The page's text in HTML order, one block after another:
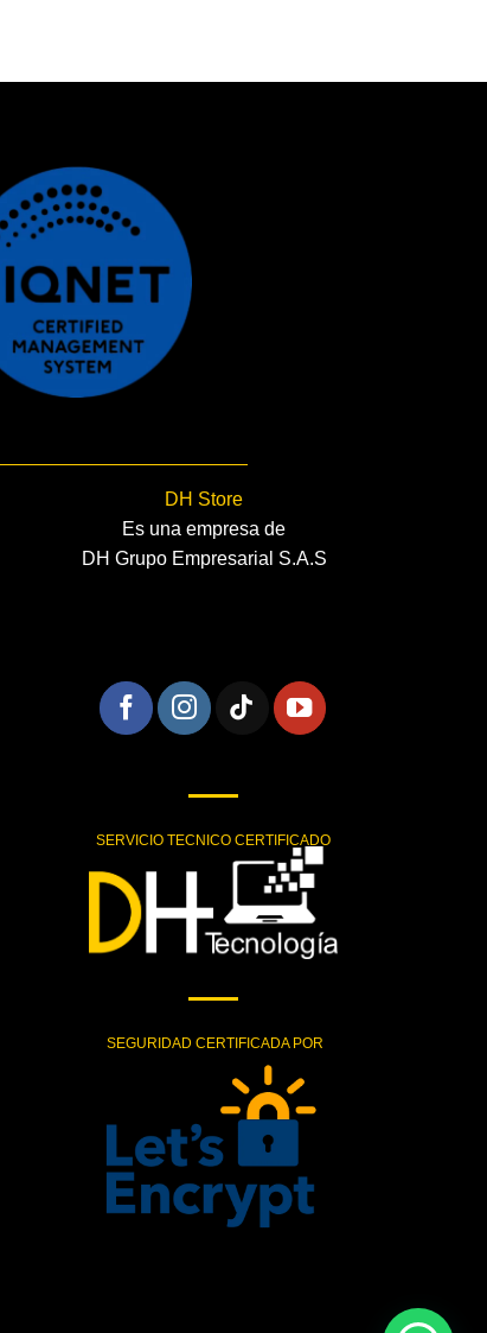
DH Store
Es una empresa de
DH Grupo Empresarial S.A.S
SERVICIO TECNICO CERTIFICADO
SEGURIDAD CERTIFICADA POR